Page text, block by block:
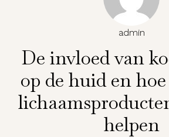
admin
De invloed van
op de huid en
helpen